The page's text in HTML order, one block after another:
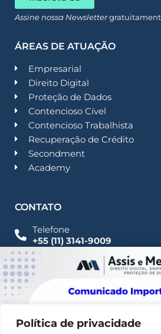
Política de privacidade
Assine nossa Newsletter
ÁREAS DE ATUAÇÃO
Empresarial
Direito Digital
Proteção de Dados
Contencioso Cível
Contencioso Trabalhista
Recuperação de Crédito
Secondment
Academy
CONTATO
Telefone
+55 (11) 3141-9009
Imprensa
Fale Conosco
Alameda Santos, 1165
SP